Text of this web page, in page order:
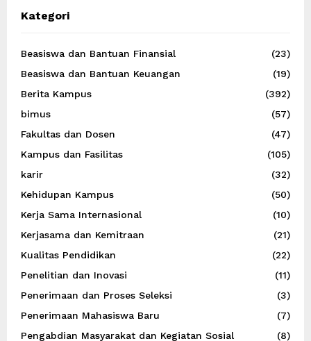
Kategori
Beasiswa dan Bantuan Finansial
(23)
Beasiswa dan Bantuan Keuangan
(19)
Berita Kampus
(392)
bimus
(57)
Fakultas dan Dosen
(47)
Kampus dan Fasilitas
(105)
karir
(32)
Kehidupan Kampus
(50)
Kerja Sama Internasional
(10)
Kerjasama dan Kemitraan
(21)
Kualitas Pendidikan
(22)
Penelitian dan Inovasi
(11)
Penerimaan dan Proses Seleksi
(3)
Penerimaan Mahasiswa Baru
(7)
Pengabdian Masyarakat dan Kegiatan Sosial
(8)